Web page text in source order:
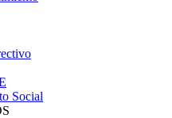
Social